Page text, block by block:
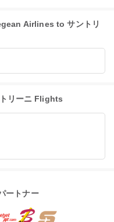
Airlines to サントリ
リーニ Flights
ートナー